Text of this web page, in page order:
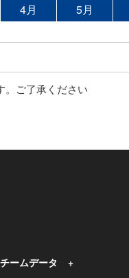
4月 5月
。ご了承ください
チームデータ